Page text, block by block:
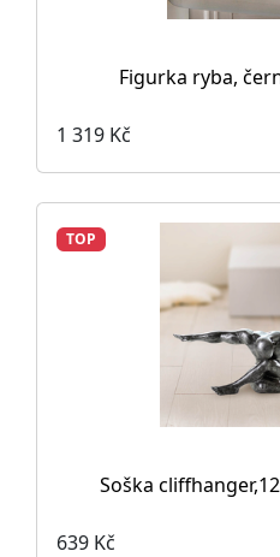
Figurka ryba,
1 319 Kč
TOP
Soška
639 Kč